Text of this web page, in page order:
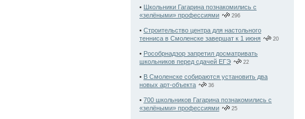
• Школьники Гагарина познакомились с
«зелёными» профессиями
296
• Строительство центра для настольного
тенниса в Смоленске завершат к 1 июня
20
• Рособрнадзор запретил досматривать
школьников перед сдачей ЕГЭ
22
• В Смоленске собираются установить два
новых арт-объекта
36
• 700 школьников Гагарина познакомились с
«зелёными» профессиями
25